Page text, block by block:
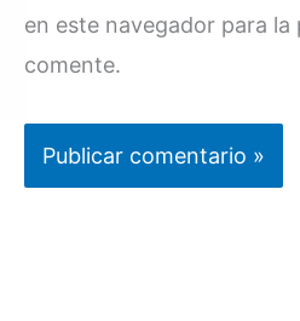
en este navegador para la
comente.